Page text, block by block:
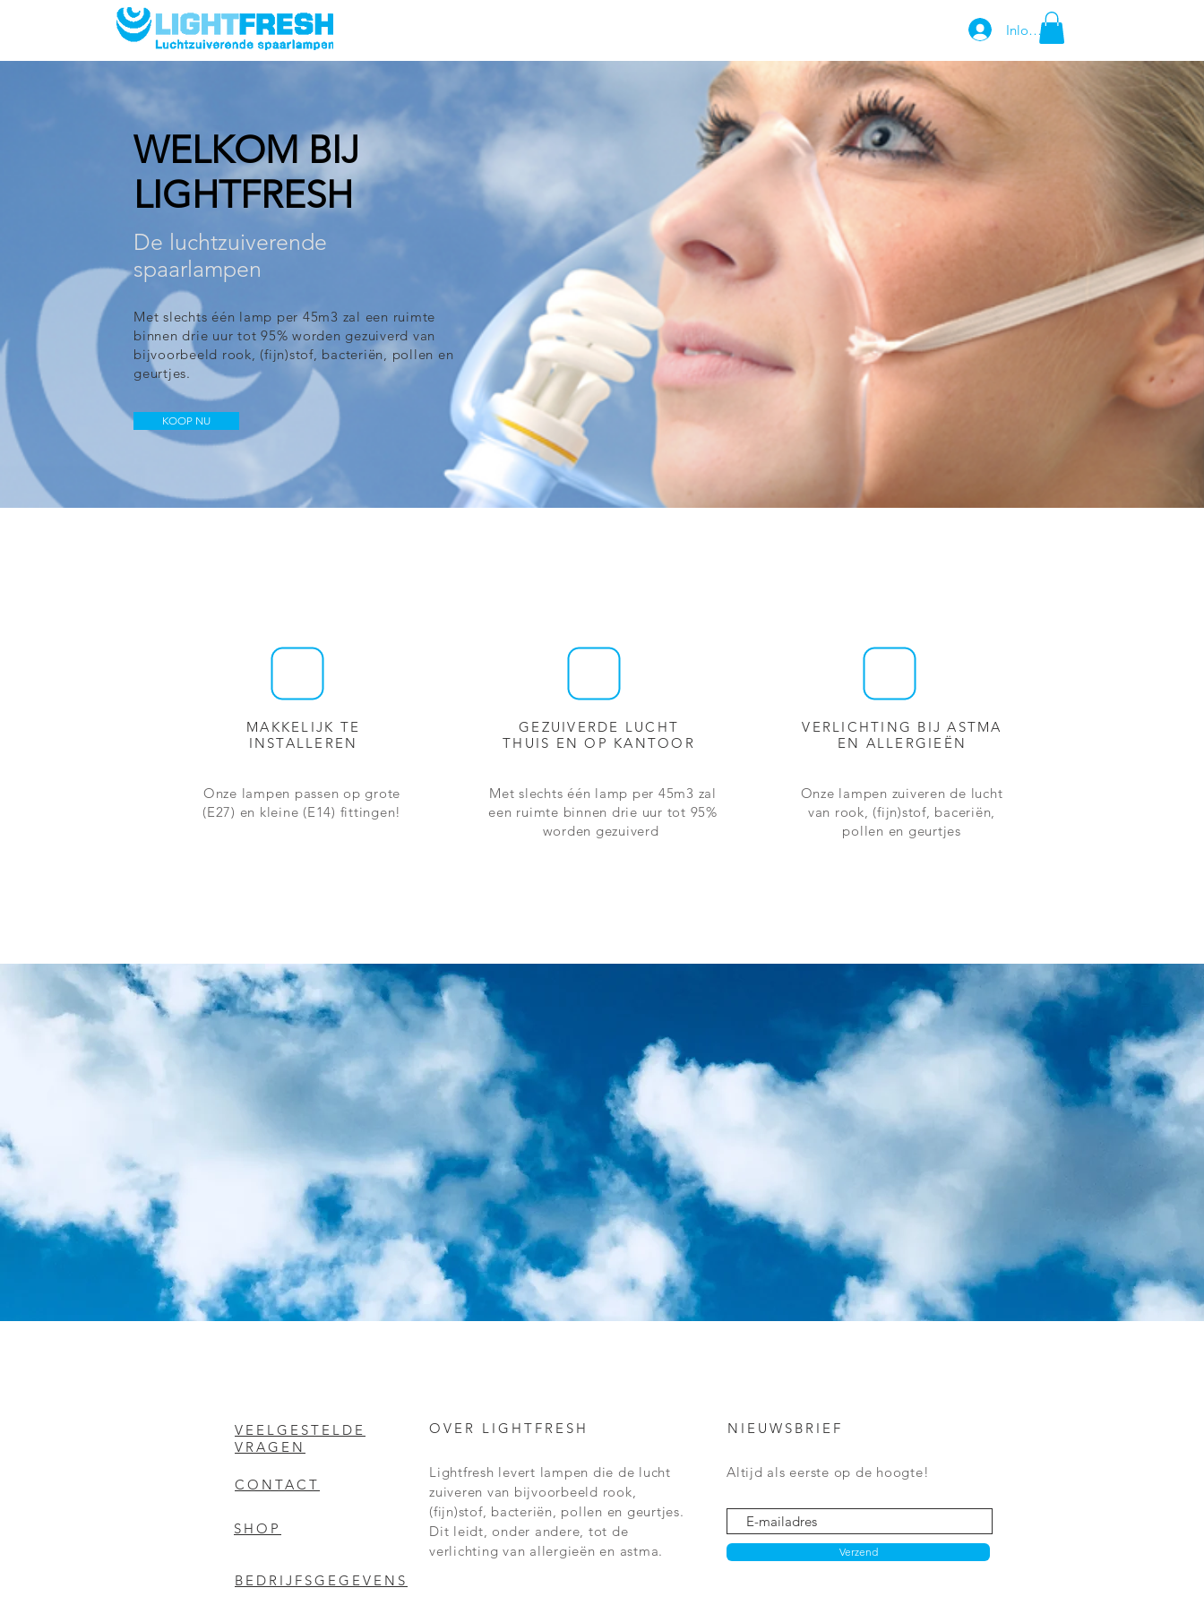
Inloggen
WELKOM BIJ
LIGHTFRESH
De luchtzuiverende
spaarlampen
Met slechts één lamp per 45m3 zal een ruimte
binnen drie uur tot 95% worden gezuiverd van
bijvoorbeeld rook, (fijn)stof, bacteriën, pollen en
geurtjes.
KOOP NU
MAKKELIJK TE
INSTALLEREN
Onze lampen passen op grote
(E27) en kleine (E14) fittingen!
GEZUIVERDE LUCHT
THUIS EN OP KANTOOR
Met slechts één lamp per 45m3 zal
een ruimte binnen drie uur tot 95%
worden gezuiverd
VERLICHTING BIJ ASTMA
EN ALLERGIEËN
Onze lampen zuiveren de lucht
van rook, (fijn)stof, baceriën,
pollen en geurtjes
ALTIJD GEZUIVERDE LUCHT
VEELGESTELDE
VRAGEN
CONTACT
SHOP
OVER LIGHTFRESH
Lightfresh levert lampen die de lucht
zuiveren van bijvoorbeeld rook,
(fijn)stof, bacteriën, pollen en geurtjes.
Dit leidt, onder andere, tot de
verlichting van allergieën en astma.
BEDRIJFSGEGEVENS
NIEUWSBRIEF
Altijd als eerste op de hoogte!
Verzend